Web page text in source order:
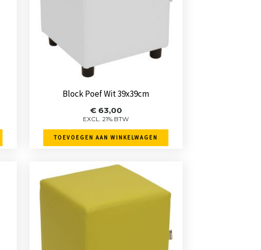
Block Poef Wit 39x39cm
€63,00
EXCL. 21% BTW
TOEVOEGEN AAN WINKELWAGEN